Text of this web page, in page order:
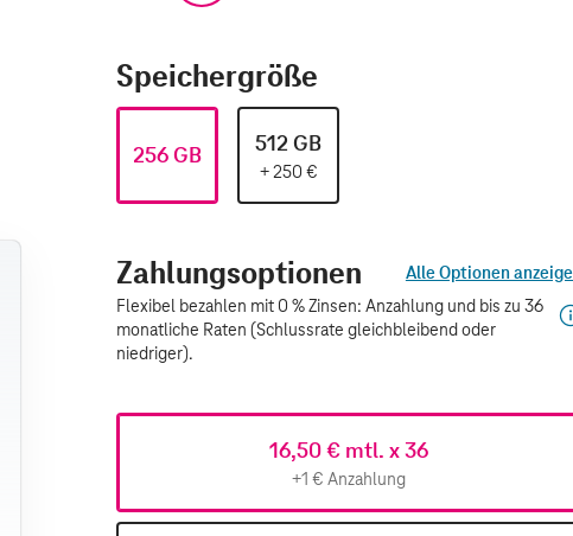
Speichergröße
256 GB 512 GB
+250 €
Zahlungsoptionen
Alle Optionen
Flexibel bezahlen mit 0 % Zinsen: Anzahlung und bis zu 36
monatliche Raten (Schlussrate gleichbleibend oder
niedriger).
16,50 € mtl. x 36
+1 € Anzahlung